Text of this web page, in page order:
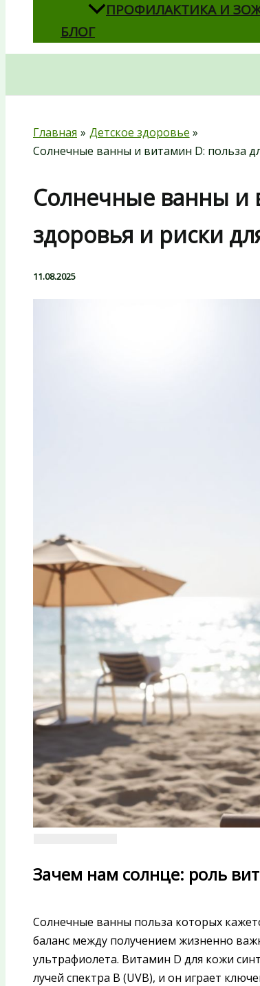
ПРОФИЛАКТИКА И
БЛОГ
Главная
Детское здоровье
Солнечные ванны и витамин D: польза
Солнечные ванны и
здоровья и риски
11.08.2025
Зачем нам солнце: роль
Солнечные ванны польза которых
баланс между получением жизненно
ультрафиолета. Витамин D для кожи
лучей спектра B (UVB), и он играет